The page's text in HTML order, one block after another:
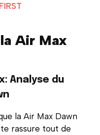
Air Max
Analyse du
la Air Max Dawn
rassure tout de